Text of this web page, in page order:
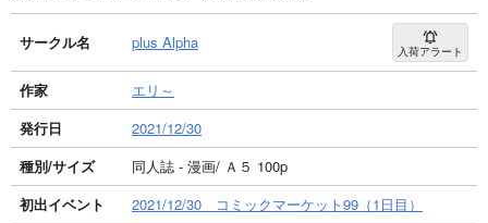
サークル名 plus Alpha 入荷アラート
作家
エリ～
発行日
2021/12/30
種別/サイズ
同人誌 - 漫画/ Ａ５ 100p
初出イベント
2021/12/30 コミックマーケット99（1日目）